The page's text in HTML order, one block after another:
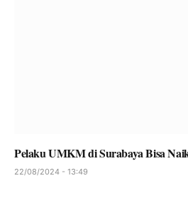
Pelaku UMKM di Surabaya Bisa
22/08/2024 - 13:49